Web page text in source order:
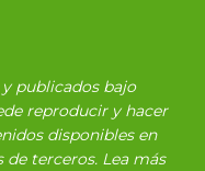
publicados bajo
reproducir y hacer
disponibles en
terceros. Lea más